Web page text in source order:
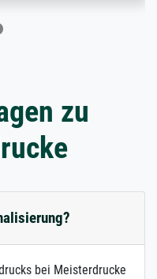
zu
bei Meisterdrucke